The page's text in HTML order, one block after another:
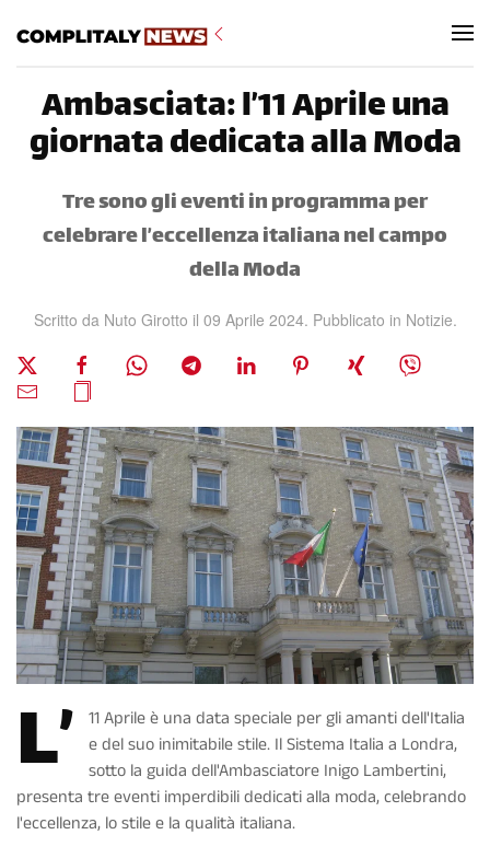
Ambasciata: l’11 Aprile una
giornata dedicata alla Moda
Tre sono gli eventi in programma per
celebrare l’eccellenza italiana nel campo
della Moda
Scritto da Nuto Girotto il 09 Aprile 2024. Pubblicato in Notizie.
L’
11 Aprile è una data speciale per gli amanti dell'Italia
e del suo inimitabile stile. Il Sistema Italia a Londra,
sotto la guida dell'Ambasciatore Inigo Lambertini,
presenta tre eventi imperdibili dedicati alla moda, celebrando
l'eccellenza, lo stile e la qualità italiana.